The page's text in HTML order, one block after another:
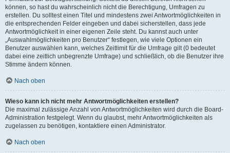
können, so hast du wahrscheinlich nicht die Berechtigung, Umfragen zu
erstellen. Du solltest einen Titel und mindestens zwei Antwortmöglichkeiten in
die entsprechenden Felder eingeben und dabei sicherstellen, dass jede
Antwortmöglichkeit in einer eigenen Zeile steht. Du kannst auch unter
„Auswahlmöglichkeiten pro Benutzer“ festlegen, wie viele Optionen ein
Benutzer auswählen kann, welches Zeitlimit für die Umfrage gilt (0 bedeutet
dabei eine zeitlich unbegrenzte Umfrage) und schließlich, ob die Benutzer ihre
Stimme ändern können.
Nach oben
Wieso kann ich nicht mehr Antwortmöglichkeiten erstellen?
Die maximal zulässige Anzahl von Antwortmöglichkeiten wird durch die Board-
Administration festgelegt. Wenn du glaubst, mehr Antwortmöglichkeiten als
zugelassen zu benötigen, kontaktiere einen Administrator.
Nach oben